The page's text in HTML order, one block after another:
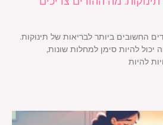
החשובים ביותר לבריאות של תינוקות.
יכול להיות סימן למחלות שונות,
להיות